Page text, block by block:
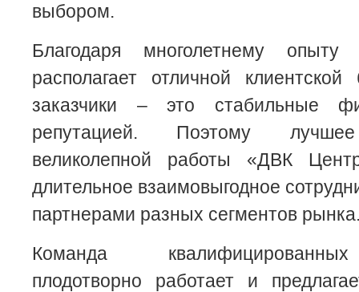
выбором.
Благодаря многолетнему
располагает отличной
заказчики – это стабильные
репутацией. Поэтому лучшее
великолепной работы «ДВК
длительное взаимовыгодное
партнерами разных сегментов
Команда
плодотворно работает и